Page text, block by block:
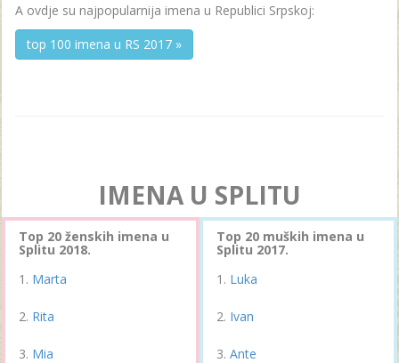
A ovdje su najpopularnija imena u Republici Srpskoj:
top 100 imena u RS 2017 »
IMENA U SPLITU
Top 20 ženskih imena u
Splitu 2018.
Marta
Rita
Mia
Top 20 muških imena u
Splitu 2017.
Luka
Ivan
Ante